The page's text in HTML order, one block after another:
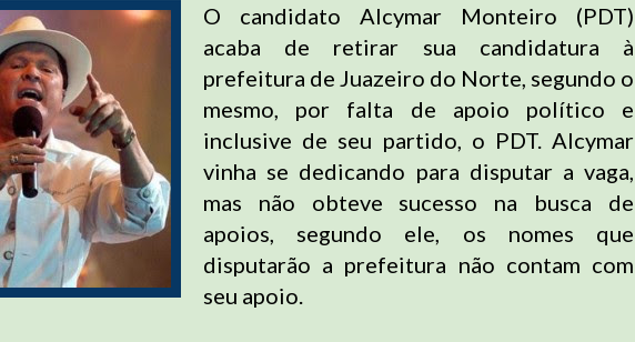
O candidato Alcymar Monteiro (PDT)
acaba de retirar sua candidatura à
prefeitura de Juazeiro do Norte, segundo o
mesmo, por falta de apoio político e
inclusive de seu partido, o PDT. Alcymar
vinha se dedicando para disputar a vaga,
mas não obteve sucesso na busca de
apoios, segundo ele, os nomes que
disputarão a prefeitura não contam com
seu apoio.